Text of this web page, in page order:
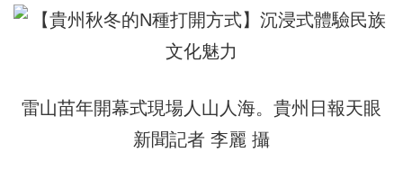
雷山苗年開幕式現場人山人海。貴州日報天眼
新聞記者 李麗 攝